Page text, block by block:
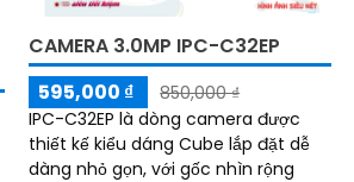
CAMERA 3.0MP IPC-C32EP
595,000 ₫
850,000 ₫
IPC-C32EP là dòng camera được
thiết kế kiểu dáng Cube lắp đặt dễ
dàng nhỏ gọn, với gốc nhìn rộng